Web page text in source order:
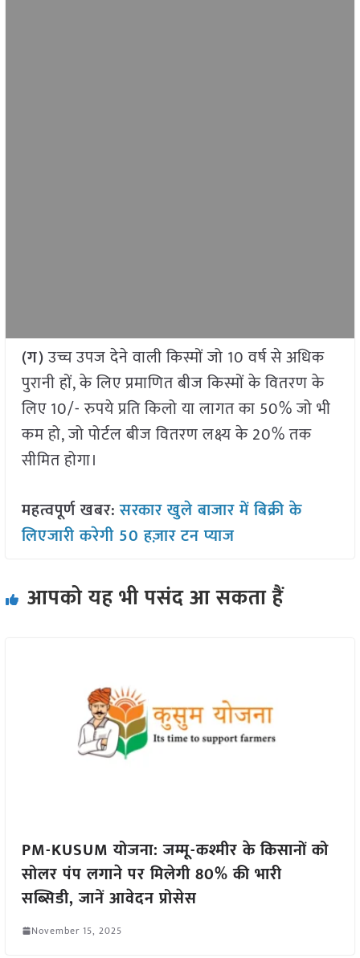
(ग)उच्च उपज देने वाली किस्मों जो 10 वर्ष से अधिक
पुरानी हों, के लिए प्रमाणित बीज किस्मों के वितरण के
लिए 10/- रुपये प्रति किलो या लागत का 50% जो भी
कम हो, जो पोर्टल बीज वितरण लक्ष्य के 20% तक
सीमित होगा।
महत्वपूर्ण खबर:सरकार खुले बाजार में बिक्री के
लिएजारी करेगी 50 हज़ार टन प्याज
आपको यह भी पसंद आ सकता हैं
PM-KUSUM योजना: जम्मू-कश्मीर के किसानों को
सोलर पंप लगाने पर मिलेगी 80% की भारी
सब्सिडी, जानें आवेदन प्रोसेस
November 15, 2025